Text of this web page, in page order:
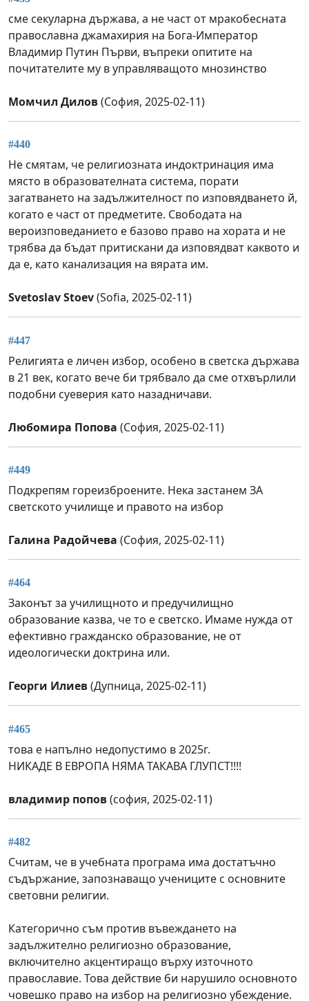
сме секуларна държава, а не част от мракобесната
православна джамахирия на Бога-Император
Владимир Путин Първи, въпреки опитите на
почитателите му в управляващото мнозинство
Момчил Дилов(София, 2025-02-11)
#440
Не смятам, че религиозната индоктринация има
място в образователната система, порати
загатването на задължителност по изповядването й,
когато е част от предметите. Свободата на
вероизповеданието е базово право на хората и не
трябва да бъдат притискани да изповядват каквото и
да е, като канализация на вярата им.
Svetoslav Stoev(Sofia, 2025-02-11)
#447
Религията е личен избор, особено в светска държава
в 21 век, когато вече би трябвало да сме отхвърлили
подобни суеверия като назадничави.
Любомира Попова (София, 2025-02-11)
#449
Подкрепям гореизброените. Нека застанем ЗА
светското училище и правото на избор
Галина Радойчева (София, 2025-02-11)
#464
Законът за училищното и предучилищно
образование казва, че то е светско. Имаме нужда от
ефективно гражданско образование, не от
идеологически доктрина или.
Георги Илиев(Дупница, 2025-02-11)
#465
това е напълно недопустимо в 2025г.
НИКАДЕ В ЕВРОПА НЯМА ТАКАВА ГЛУПСТ!!!!
владимир попов(софия, 2025-02-11)
#482
Считам, че в учебната програма има достатъчно
съдържание, запознаващо учениците с основните
световни религии.
Категорично съм против въвеждането на
задължително религиозно образование,
включително акцентиращо върху източното
православие. Това действие би нарушило основното
човешко право на избор на религиозно убеждение.